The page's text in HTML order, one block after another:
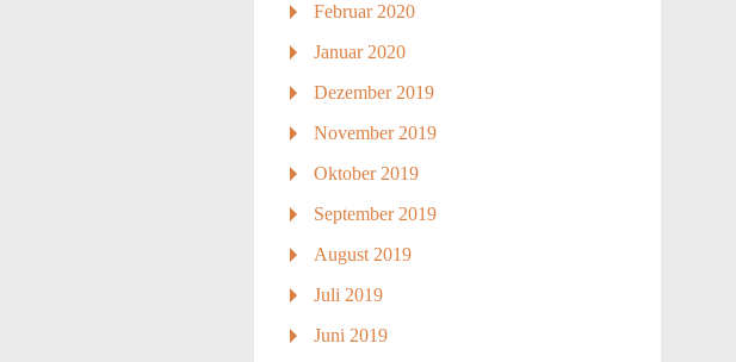
Februar 2020
Januar 2020
Dezember 2019
November 2019
Oktober 2019
September 2019
August 2019
Juli 2019
Juni 2019